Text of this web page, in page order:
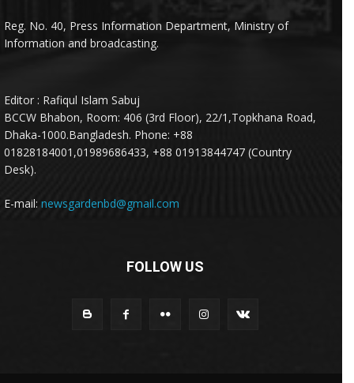
Reg. No. 40, Press Information Department, Ministry of
Information and broadcasting.
Editor : Rafiqul Islam Sabuj
BCCW Bhabon, Room: 406 (3rd Floor), 22/1,Topkhana Road,
Dhaka-1000.Bangladesh. Phone: +88
01828184001,01989686433, +88 01913844747 (Country
Desk).
E-mail: newsgardenbd@gmail.com
FOLLOW US